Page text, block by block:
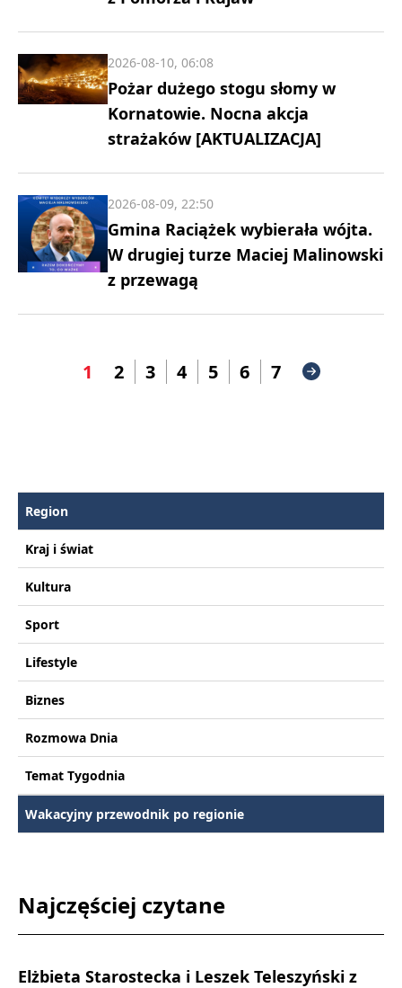
Pożar dużego stogu słomy w
Kornatowie. Nocna akcja
strażaków [AKTUALIZACJA]
2026-08-10, 06:08
Gmina Raciążek wybierała wójta.
W drugiej turze Maciej Malinowski
z przewagą
2026-08-09, 22:50
1 2 3 4 5 6 7
Region
Kraj i świat
Kultura
Sport
Lifestyle
Biznes
Rozmowa Dnia
Temat Tygodnia
Wakacyjny przewodnik po regionie
Najczęściej czytane
Elżbieta Starostecka i Leszek Teleszyński z